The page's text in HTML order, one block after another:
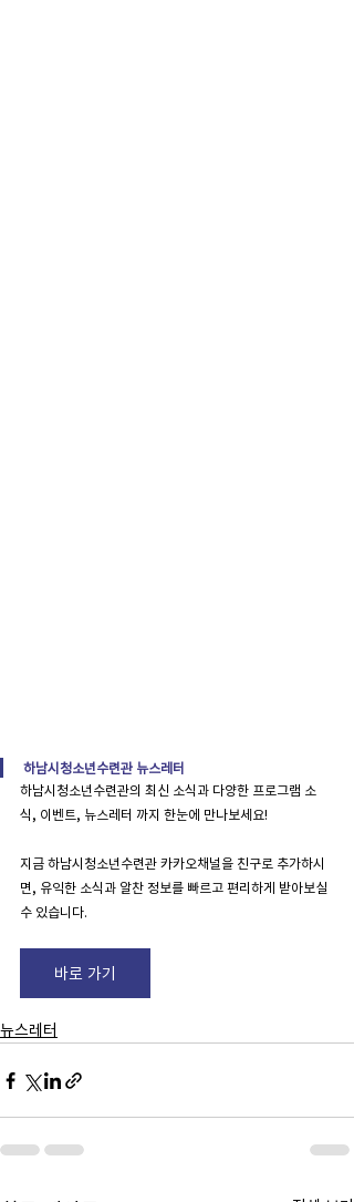
하남시청소년수련관 뉴스레터
하남시청소년수련관의 최신 소식과 다양한 프로그램 소
식, 이벤트, 뉴스레터 까지 한눈에 만나보세요!
지금 하남시청소년수련관 카카오채널을 친구로 추가하시
면, 유익한 소식과 알찬 정보를 빠르고 편리하게 받아보실
수 있습니다.
바로 가기
뉴스레터